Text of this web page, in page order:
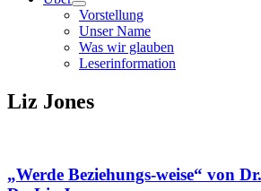
Vorstellung
Unser Name
Was wir glauben
Leser­infor­mation
Liz Jones
„Werde Beziehungs-weise“ von